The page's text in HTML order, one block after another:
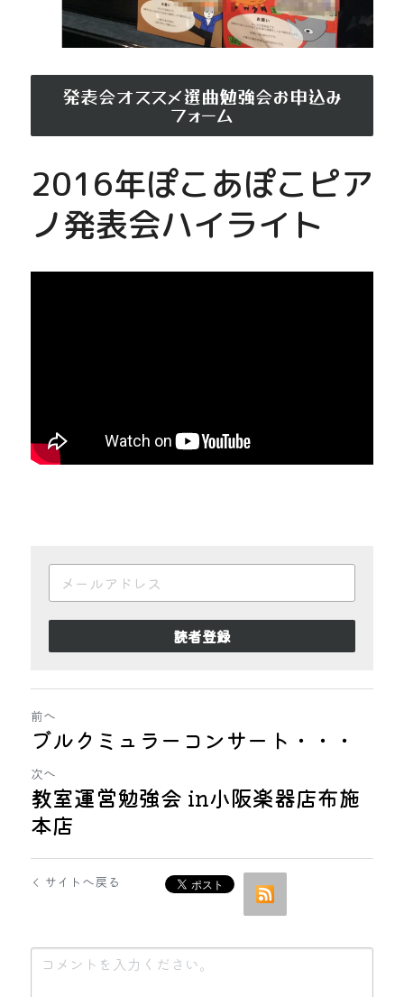
発表会オススメ選曲勉強会お申込み
フォーム
2016年ぽこあぽこピア
ノ発表会ハイライト
読者登録
前へ
ブルクミュラーコンサート・・・
次へ
教室運営勉強会 in小阪楽器店布施
本店
サイトへ戻る